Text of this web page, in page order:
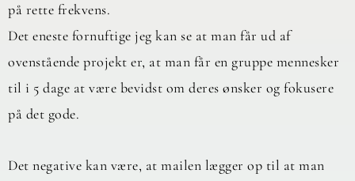
på rette frekvens.
Det eneste fornuftige jeg kan se at man får ud af
ovenstående projekt er, at man får en gruppe mennesker
til i 5 dage at være bevidst om deres ønsker og fokusere
på det gode.
Det negative kan være, at mailen lægger op til at man